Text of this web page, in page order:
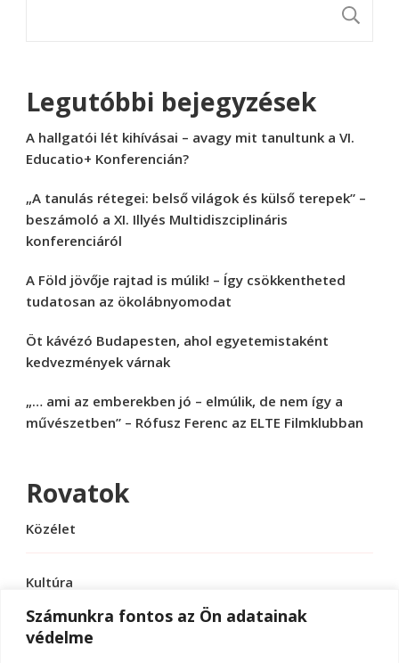
Számunkra fontos az Ön adatainak
védelme
Legutóbbi bejegyzések
A hallgatói lét kihívásai – avagy mit tanultunk a VI.
Educatio+ Konferencián?
„A tanulás rétegei: belső világok és külső terepek” –
beszámoló a XI. Illyés Multidiszciplináris
konferenciáról
A Föld jövője rajtad is múlik! – Így csökkentheted
tudatosan az ökolábnyomodat
Öt kávézó Budapesten, ahol egyetemistaként
kedvezmények várnak
„… ami az emberekben jó – elmúlik, de nem így a
művészetben” – Rófusz Ferenc az ELTE Filmklubban
Rovatok
Közélet
Kultúra
Sport